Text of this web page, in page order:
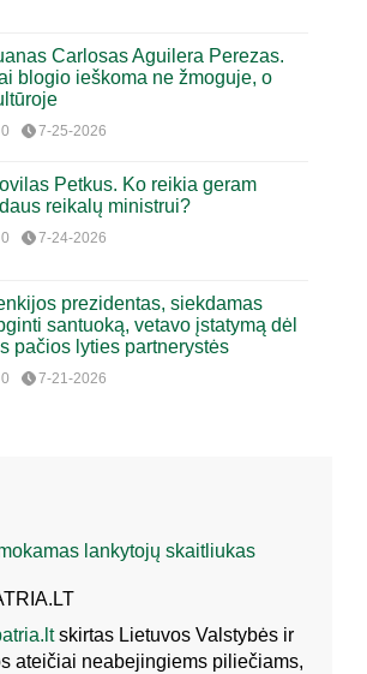
Carlosas Aguilera Perezas.
blogio ieškoma ne žmoguje, o
0 7-25-2026
Petkus. Ko reikia geram
reikalų ministrui?
0 7-24-2026
prezidentas, siekdamas
santuoką, vetavo įstatymą dėl
pačios lyties partnerystės
0 7-21-2026
skirtas Lietuvos Valstybės ir
ateičiai neabejingiems piliečiams,